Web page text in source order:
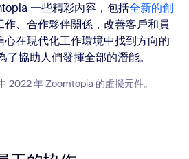
一些精彩內容，包括全新的創
作、合作夥伴關係，改善客戶和員
在現代化工作環境中找到方向的
協助人們發揮全部的潛能。
2022 年 Zoomtopia 的虛擬元件。